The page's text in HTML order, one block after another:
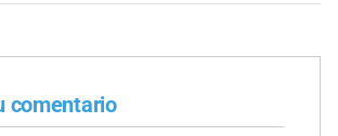
comentario